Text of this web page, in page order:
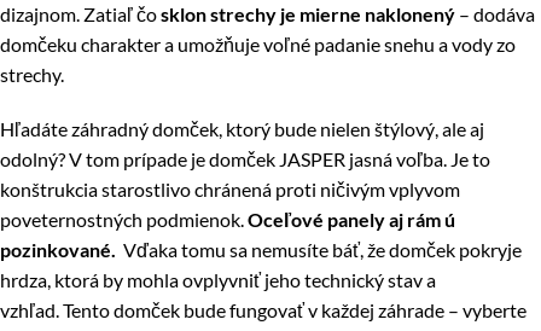
dizajnom. Zatiaľ čosklon strechy je mierne naklonený – dodáva
domčeku charakter a umožňuje voľné padanie snehu a vody zo
strechy.
Hľadáte záhradný domček, ktorý bude nielen štýlový, ale aj
odolný? V tom prípade je domček JASPER jasná voľba. Je to
konštrukcia starostlivo chránená proti ničivým vplyvom
poveternostných podmienok.Oceľové panely aj rám ú
pozinkované. Vďaka tomu sa nemusíte báť, že domček pokryje
hrdza, ktorá by mohla ovplyvniť jeho technický stav a
vzhľad. Tento domček bude fungovať v každej záhrade – vyberte